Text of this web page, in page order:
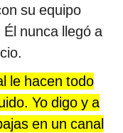
su equipo
nunca llegó a
le hacen todo
Yo digo y a
en un canal